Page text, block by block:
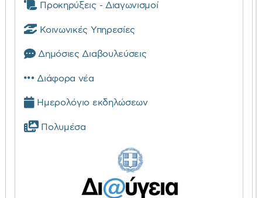
Προκηρύξεις - Διαγωνισμοί
Κοινωνικές Υπηρεσίες
Δημόσιες Διαβουλεύσεις
Διάφορα νέα
Ημερολόγιο εκδηλώσεων
Πολυμέσα